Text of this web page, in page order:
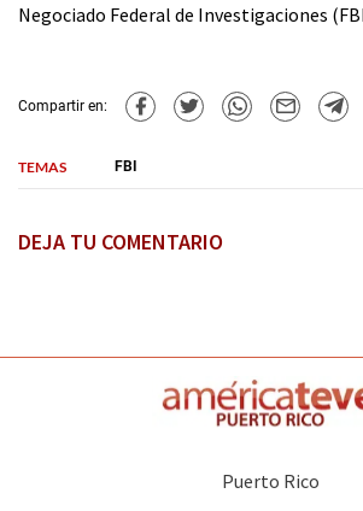
Negociado Federal de Investigaciones
Compartir en:
TEMAS FBI
DEJA TU COMENTARIO
Puerto Rico